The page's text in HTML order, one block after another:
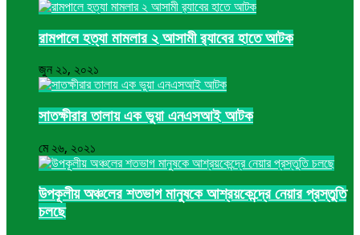
রামপালে হত্যা মামলার ২ আসামী র‍্যাবের হাতে আটক
জুন ২১, ২০২১
সাতক্ষীরার তালায় এক ভুয়া এনএসআই আটক
মে ২৬, ২০২১
উপকূলীয় অঞ্চলের শতভাগ মানুষকে আশ্রয়কেন্দ্রে নেয়ার প্রস্তুতি
চলছে